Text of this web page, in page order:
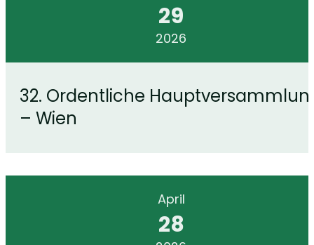
29
2026
32. Ordentliche
– Wien
April
28